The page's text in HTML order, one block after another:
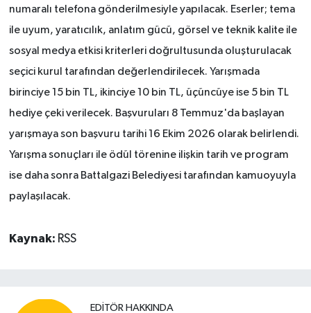
numaralı telefona gönderilmesiyle yapılacak. Eserler; tema
ile uyum, yaratıcılık, anlatım gücü, görsel ve teknik kalite ile
sosyal medya etkisi kriterleri doğrultusunda oluşturulacak
seçici kurul tarafından değerlendirilecek. Yarışmada
birinciye 15 bin TL, ikinciye 10 bin TL, üçüncüye ise 5 bin TL
hediye çeki verilecek. Başvuruları 8 Temmuz'da başlayan
yarışmaya son başvuru tarihi 16 Ekim 2026 olarak belirlendi.
Yarışma sonuçları ile ödül törenine ilişkin tarih ve program
ise daha sonra Battalgazi Belediyesi tarafından kamuoyuyla
paylaşılacak.
Kaynak: RSS
EDITÖR HAKKINDA